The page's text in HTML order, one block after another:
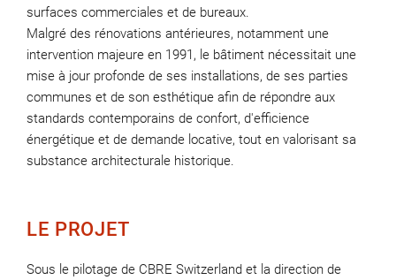
surfaces commerciales et de bureaux.
Malgré des rénovations antérieures, notamment une
intervention majeure en 1991, le bâtiment nécessitait une
mise à jour profonde de ses installations, de ses parties
communes et de son esthétique afin de répondre aux
standards contemporains de confort, d'efficience
énergétique et de demande locative, tout en valorisant sa
substance architecturale historique.
LE PROJET
Sous le pilotage de CBRE Switzerland et la direction de